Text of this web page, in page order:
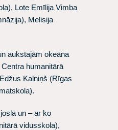
Lote Emīlija Vimba
Melisija
aukstajām okeāna
humanitārā
Edžus Kalniņš (Rīgas
un – ar ko
vidusskola),